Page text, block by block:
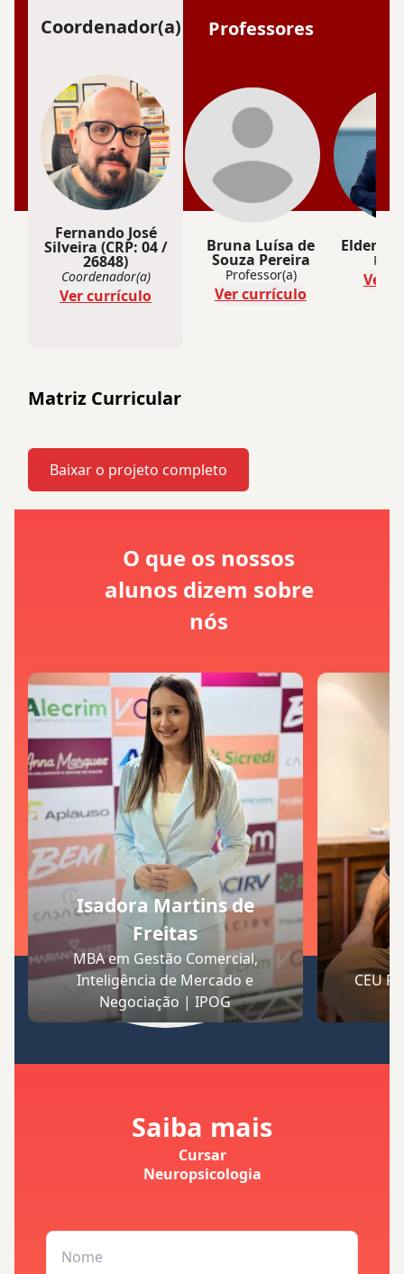
Coordenador(a)
Fernando José
Silveira (CRP: 04 /
26848)
Coordenador(a)
Ver currículo
Professores
Bruna Luísa de
Souza Pereira
Professor(a)
Ver currículo
Elder
Ver
Matriz Curricular
Baixar o projeto completo
O que os nossos
alunos dizem sobre
nós
Isadora Martins de
Freitas
MBA em Gestão Comercial,
Inteligência de Mercado e
Negociação | IPOG
CEU
Saiba mais
Cursar
Neuropsicologia